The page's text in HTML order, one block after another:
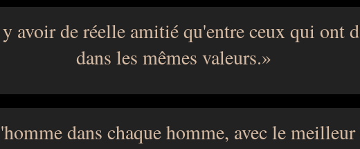
avoir de réelle amitié qu'entre ceux qui ont
dans les mêmes valeurs.
dans chaque homme, avec le